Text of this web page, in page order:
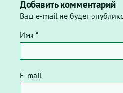
Добавить комментарий
Ваш e-mail не будет
Имя *
E-mail